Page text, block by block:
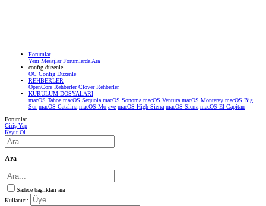
Forumlar
Yeni Mesajlar Forumlarda Ara
confıg düzenle
OC Config Düzenle
REHBERLER
OpenCore Rehberler Clover Rehberler
KURULUM DOSYALARI
macOS Tahoe macOS Sequoia macOS Sonoma macOS Ventura macOS Monterey macOS Big
Sur macOS Catalina macOS Mojave macOS High Sierra macOS Sierra macOS El Capitan
Forumlar
Giriş Yap
Kayıt Ol
Ara
Sadece başlıkları ara
Kullanıcı: